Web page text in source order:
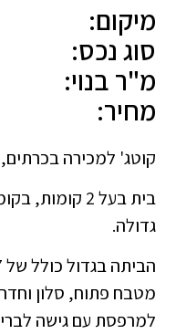
מיקום:
סוג נכס:
מ"ר בנוי:
מחיר:
קוטג' למכירה בכרתים,
בית בעל 2
גדולה.
מטבח פתוח, סלון
למרפסת עם גישה